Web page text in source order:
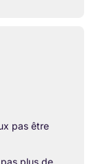
pas être
plus de